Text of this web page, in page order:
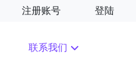
注册账号 登陆
联系我们